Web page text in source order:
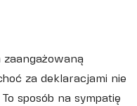
zaangażowaną
za deklaracjami nie
sposób na sympatię